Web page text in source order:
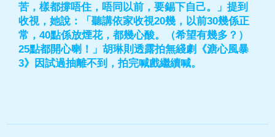
苦，樣都撐唔住，唔同以前，要錫下自己。」提到
收視，她說：「聽講依家收視20幾，以前30幾係正
常，40點係放煙花，都幾心酸。（希望有幾多？）
25點都開心喇！」胡琳則透露拍無綫劇《溏心風暴
3》因試過抽離不到，拍完喊戲繼續喊。